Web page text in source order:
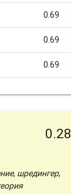
0.69
0.69
0.69
0.28
, шредингер,